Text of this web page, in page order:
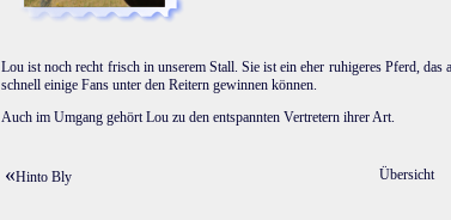
Lou ist noch recht frisch in unserem Stall. Sie ist ein eher ruhigeres Pferd,
schnell einige Fans unter den Reitern gewinnen können.
Auch im Umgang gehört Lou zu den entspannten Vertretern ihrer Art.
«Hinto Bly Übersicht